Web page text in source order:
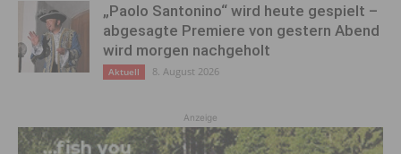
„Paolo Santonino“ wird heute gespielt –
abgesagte Premiere von gestern Abend
wird morgen nachgeholt
Aktuell 8. August 2026
Anzeige